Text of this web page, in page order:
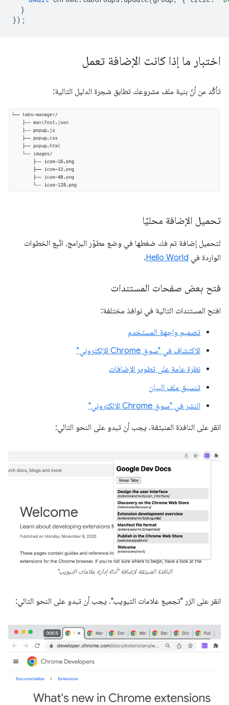
}
});
اختبار ما إذا كانت الإضافة تعمل
تأكَّد من أنّ بنية ملف مشروعك تطابق شجرة الدليل التالية:
تحميل الإضافة محليًا
لتحميل إضافة تم فك ضغطها في وضع مطوّر البرامج، اتّبِع الخطوات
الواردة في Hello World
.
فتح بعض صفحات المستندات
افتح المستندات التالية في نوافذ مختلفة:
تصميم واجهة المستخدم
الاكتشاف في "سوق Chrome الإلكتروني"
نظرة عامة على تطوير الإضافات
تنسيق ملف البيان
النشر في "سوق Chrome الإلكتروني"
انقر على النافذة المنبثقة. يجب أن تبدو على النحو التالي:
النافذة المنبثقة لإضافة "أداة إدارة علامات التبويب"
انقر على الزر "تجميع علامات التبويب". يجب أن تبدو على النحو التالي: